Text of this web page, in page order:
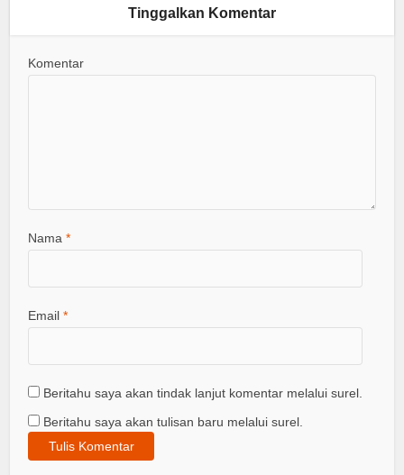
Tinggalkan Komentar
Komentar
Nama*
Email*
Beritahu saya akan tindak lanjut komentar melalui surel.
Beritahu saya akan tulisan baru melalui surel.